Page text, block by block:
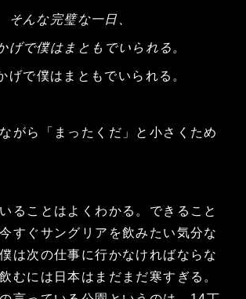
そんな完璧な一日、
げで僕はまともでいられる。
げで僕はまともでいられる。
がら「まったくだ」と小さくため
ることはよくわかる。できること
すぐサングリアを飲みたい気分な
は次の仕事に行かなければならな
むには日本はまだまだ寒すぎる。